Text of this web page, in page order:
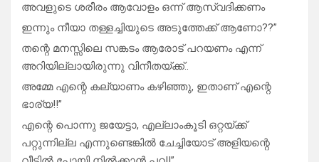
അവളുടെ ശരീരം ആവോളം ഒന്ന് ആസ്വദിക്കണം
ഇന്നും നീയാ തള്ളച്ചിയുടെ അടുത്തേക്ക് ആണോ??”
തന്റെ മനസ്സിലെ സങ്കടം ആരോട് പറയണം എന്ന്
അറിയില്ലായിരുന്നു വിനീതയ്ക്ക്..
അമ്മേ എന്റെ കല്യാണം കഴിഞ്ഞു, ഇതാണ് എന്റെ
ഭാര്യ!!”
എന്റെ പൊന്നു ജയേട്ടാ, എല്ലാംകൂടി ഒറ്റയ്ക്ക്
പറ്റുന്നില്ല എന്നുണ്ടെങ്കിൽ ചേച്ചിയോട് അളിയന്റെ